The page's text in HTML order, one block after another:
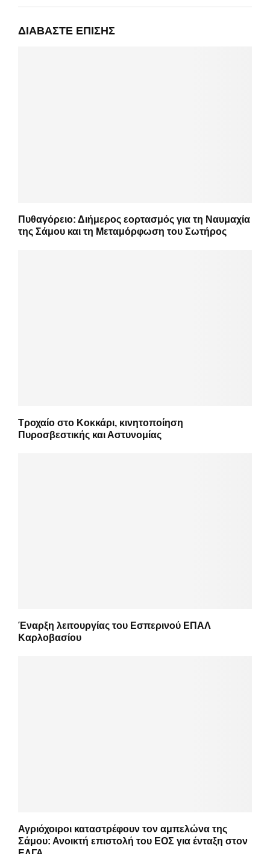
ΔΙΑΒΆΣΤΕ ΕΠΊΣΗΣ
Πυθαγόρειο: Διήμερος εορτασμός για τη Ναυμαχία
της Σάμου και τη Μεταμόρφωση του Σωτήρος
Τροχαίο στο Κοκκάρι, κινητοποίηση
Πυροσβεστικής και Αστυνομίας
Έναρξη λειτουργίας του Εσπερινού ΕΠΑΛ
Καρλοβασίου
Αγριόχοιροι καταστρέφουν τον αμπελώνα της
Σάμου: Ανοικτή επιστολή του ΕΟΣ για ένταξη στον